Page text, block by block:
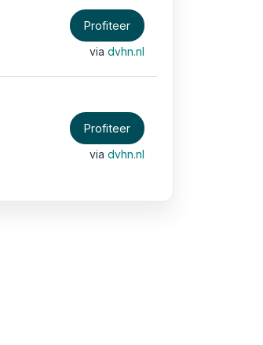
Profiteer
via dvhn.nl
Profiteer
via dvhn.nl